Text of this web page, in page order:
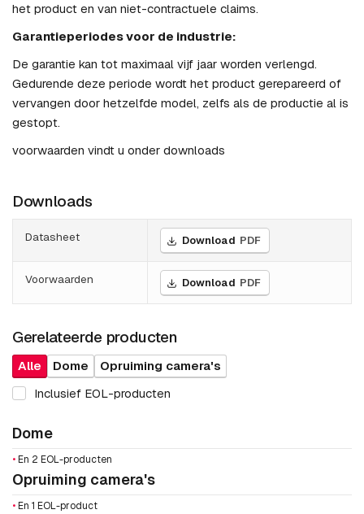
het product en van niet-contractuele claims.
Garantieperiodes voor de industrie:
De garantie kan tot maximaal vijf jaar worden verlengd.
Gedurende deze periode wordt het product gerepareerd of
vervangen door hetzelfde model, zelfs als de productie al is
gestopt.
voorwaarden vindt u onder downloads
Downloads
Datasheet Download PDF
Voorwaarden Download PDF
Gerelateerde producten
Alle Dome
Opruiming camera's
Inclusief EOL-producten
Dome
• En 2 EOL-producten
Opruiming camera's
• En 1 EOL-product